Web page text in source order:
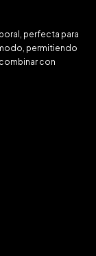
perfecta para
permitiendo
con